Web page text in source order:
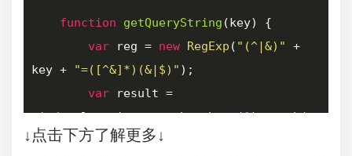
function getQueryString (key) {
var reg = new RegExp ( "(^|&)"
+
key +
"=([^&]*)(&|$)" );
var
window.location.search.substr(1).match(r
eg);
↓点击下方了解更多↓